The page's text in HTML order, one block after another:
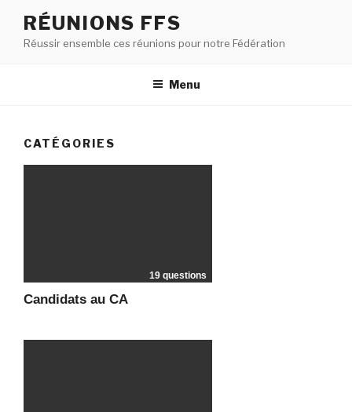
RÉUNIONS FFS
Réussir ensemble ces réunions pour notre Fédération
Menu
CATÉGORIES
19 questions
Candidats au CA